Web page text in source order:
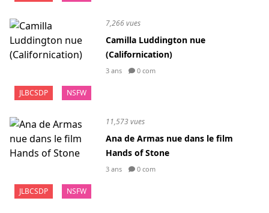
JLBCSDP NSFW
7,266 vues
Camilla Luddington nue
(Californication)
3 ans 0 com
JLBCSDP NSFW
11,573 vues
Ana de Armas nue dans le film
Hands of Stone
3 ans 0 com